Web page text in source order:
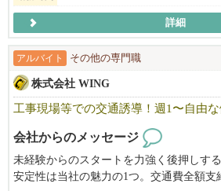
詳細
アルバイト その他の専門職
株式会社 WING
工事現場等での交通誘導！週1〜自由
会社からのメッセージ
未経験からのスタートを力強く後押しする
安定性は当社の魅力の1つ。交通費全額